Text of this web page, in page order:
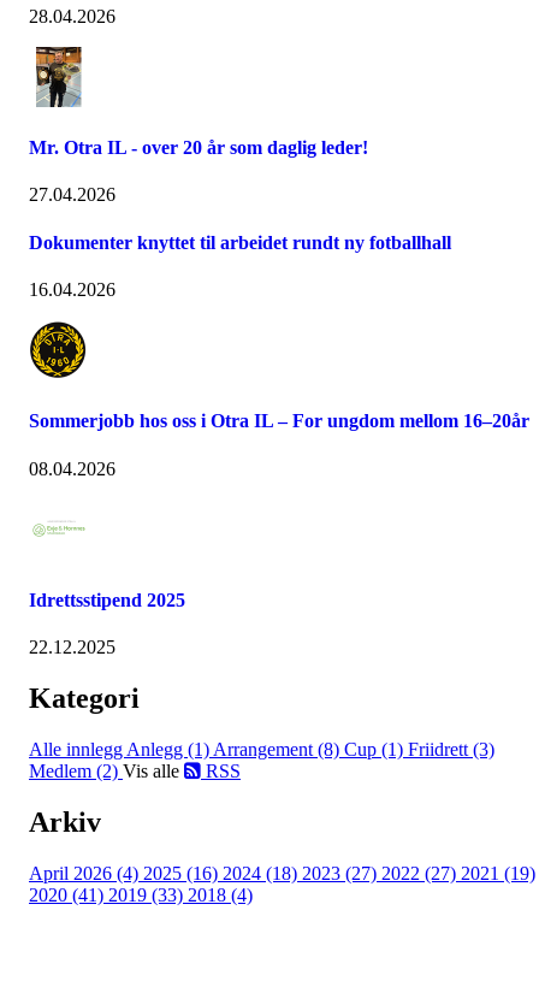
28.04.2026
Mr. Otra IL - over 20 år som daglig leder!
27.04.2026
Dokumenter knyttet til arbeidet rundt ny fotballhall
16.04.2026
Sommerjobb hos oss i Otra IL – For ungdom mellom 16–20år
08.04.2026
Idrettsstipend 2025
22.12.2025
Kategori
Alle innlegg Anlegg (1) Arrangement (8) Cup (1) Friidrett (3)
Medlem (2) Vis alle RSS
Arkiv
April 2026 (4) 2025 (16) 2024 (18) 2023 (27) 2022 (27) 2021 (19)
2020 (41) 2019 (33) 2018 (4)